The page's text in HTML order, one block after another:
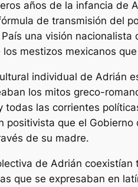
años de la infancia de
de transmisión del
una visión
mestizos mexicanos
individual de Adrián
los mitos greco-
todas las corrientes
positivista que el
de su madre.
de Adrián
que se expresaban en